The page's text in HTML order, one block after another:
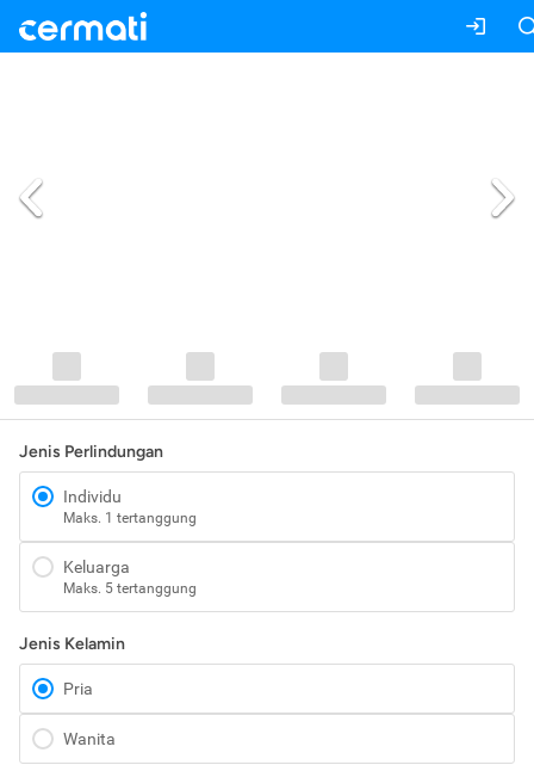
Jenis Perlindungan
Individu
Maks. 1 tertanggung
Keluarga
Maks. 5 tertanggung
Jenis Kelamin
Pria
Wanita